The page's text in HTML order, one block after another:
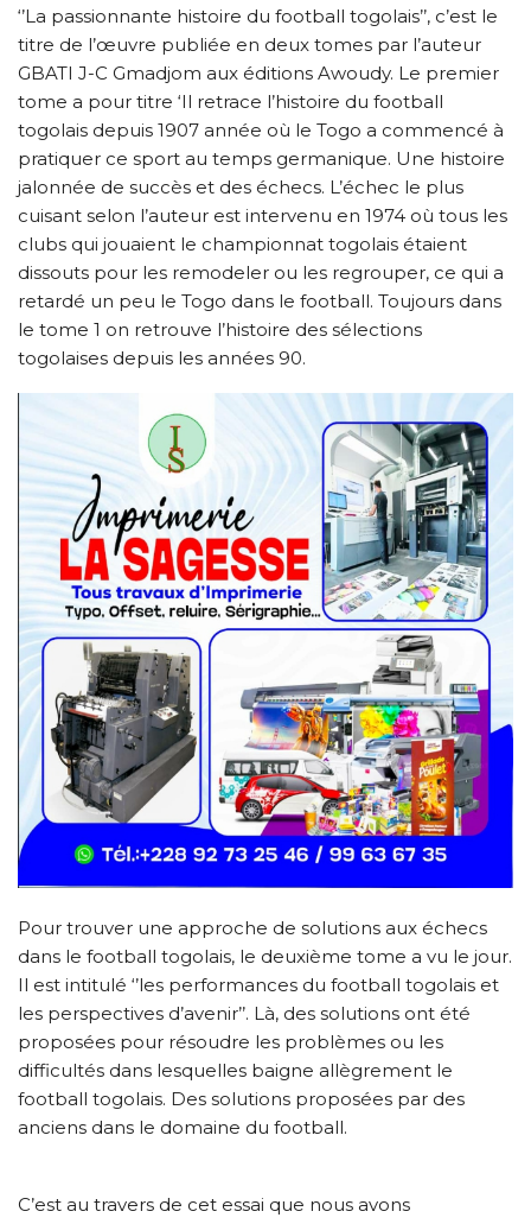
‘’La passionnante histoire du football togolais’’, c’est le
titre de l’œuvre publiée en deux tomes par l’auteur
GBATI J-C Gmadjom aux éditions Awoudy. Le premier
tome a pour titre ‘Il retrace l’histoire du football
togolais depuis 1907 année où le Togo a commencé à
pratiquer ce sport au temps germanique. Une histoire
jalonnée de succès et des échecs. L’échec le plus
cuisant selon l’auteur est intervenu en 1974 où tous les
clubs qui jouaient le championnat togolais étaient
dissouts pour les remodeler ou les regrouper, ce qui a
retardé un peu le Togo dans le football. Toujours dans
le tome 1 on retrouve l’histoire des sélections
togolaises depuis les années 90.
Pour trouver une approche de solutions aux échecs
dans le football togolais, le deuxième tome a vu le jour.
Il est intitulé ‘’les performances du football togolais et
les perspectives d’avenir’’. Là, des solutions ont été
proposées pour résoudre les problèmes ou les
difficultés dans lesquelles baigne allègrement le
football togolais. Des solutions proposées par des
anciens dans le domaine du football.
C’est au travers de cet essai que nous avons